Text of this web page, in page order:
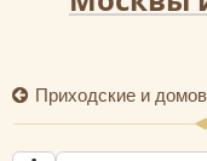
Молитва
Проверь себя
Приходские и